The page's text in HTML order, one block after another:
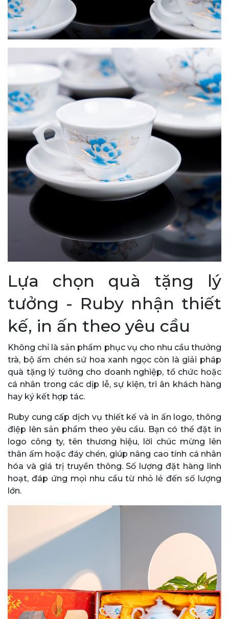
Lựa chọn quà tặng lý
tưởng - Ruby nhận thiết
kế, in ấn theo yêu cầu
Không chỉ là sản phẩm phục vụ cho nhu cầu thưởng
trà, bộ ấm chén sứ hoa xanh ngọc còn là giải pháp
quà tặng lý tưởng cho doanh nghiệp, tổ chức hoặc
cá nhân trong các dịp lễ, sự kiện, tri ân khách hàng
hay ký kết hợp tác.
Ruby cung cấp dịch vụ thiết kế và in ấn logo, thông
điệp lên sản phẩm theo yêu cầu. Bạn có thể đặt in
logo công ty, tên thương hiệu, lời chúc mừng lên
thân ấm hoặc đáy chén, giúp nâng cao tính cá nhân
hóa và giá trị truyền thông. Số lượng đặt hàng linh
hoạt, đáp ứng mọi nhu cầu từ nhỏ lẻ đến số lượng
lớn.